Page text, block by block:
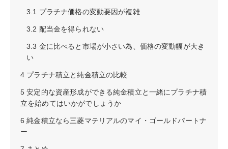
3.1 プラチナ価格の変動要因が複雑
3.2 配当金を得られない
3.3 金に比べると市場が小さい為、価格の変動幅が大き
い
4 プラチナ積立と純金積立の比較
5 安定的な資産形成ができる純金積立と一緒にプラチナ積
立を始めてはいかがでしょうか
6 純金積立なら三菱マテリアルのマイ・ゴールドパートナ
ー